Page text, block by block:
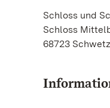
Schloss und
Schloss
68723